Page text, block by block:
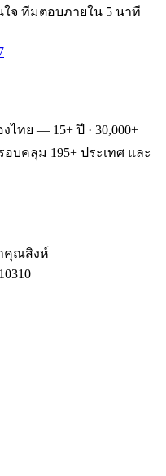
จ ทีมตอบภายใน 5 นาที
ทย — 15+ ปี · 30,000+
รอบคลุม 195+ ประเทศ และ
คุณสิงห์
10310